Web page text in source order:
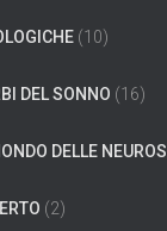
(10)
DEL SONNO (16)
DELLE
(2)